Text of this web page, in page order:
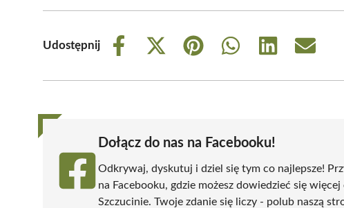
Udostępnij
Share
Share
(Twitter)
Share
Share
Share
Share
Dołącz do nas na Facebooku!
Odkrywaj, dyskutuj i dziel się tym co najlepsze!
na Facebooku, gdzie możesz dowiedzieć się
Szczucinie. Twoje zdanie się liczy - polub naszą